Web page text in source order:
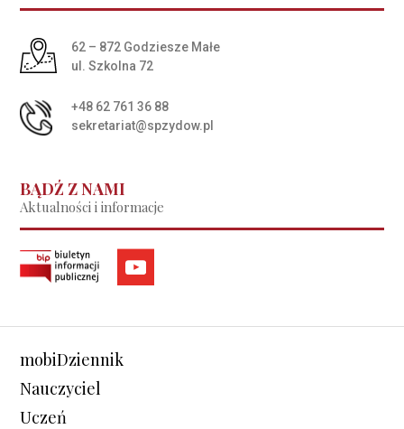
Adres pocztowy:
62 – 872 Godziesze Małe
ul. Szkolna 72
+48 62 761 36 88
sekretariat@spzydow.pl
BĄDŹ Z NAMI
Aktualności i informacje
mobiDziennik
Nauczyciel
Uczeń